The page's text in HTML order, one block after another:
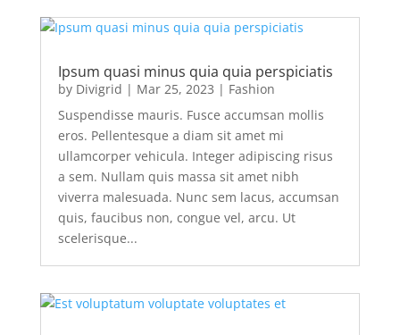
Ipsum quasi minus quia quia perspiciatis
by Divigrid | Mar 25, 2023 | Fashion
Suspendisse mauris. Fusce accumsan mollis
eros. Pellentesque a diam sit amet mi
ullamcorper vehicula. Integer adipiscing risus
a sem. Nullam quis massa sit amet nibh
viverra malesuada. Nunc sem lacus, accumsan
quis, faucibus non, congue vel, arcu. Ut
scelerisque...